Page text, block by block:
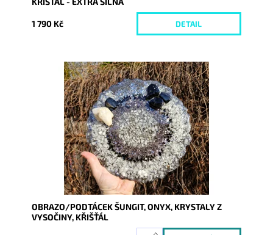
1 790 Kč DETAIL
Dostupnost:
Skladem
10002
OBRAZO/PODTÁCEK ŠUNGIT, ONYX, KRYSTALY Z
VYSOČINY, KŘIŠŤÁL